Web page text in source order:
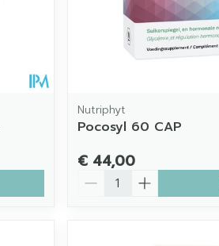
Nutriphyt
Pocosyl 60 CAP
€ 44,00
Aantal